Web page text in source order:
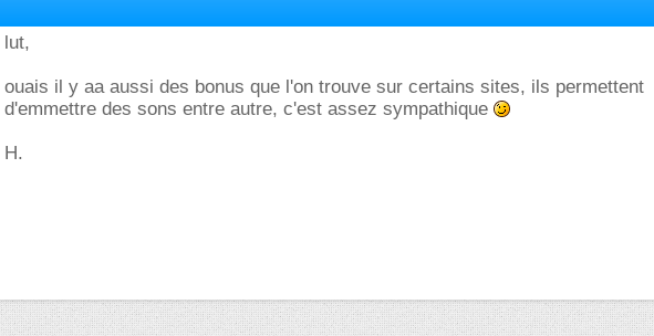
lut,
ouais il y aa aussi des bonus que l'on trouve sur certains sites, ils permettent
d'emmettre des sons entre autre, c'est assez sympathique
H.